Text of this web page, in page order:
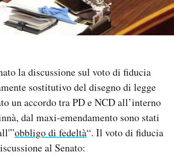
la discussione sul voto di fiducia
sostitutivo del disegno di legge
un accordo tra PD e NCD all’interno
dal maxi-emendamento sono stati
obbligo di fedeltà“. Il voto di fiducia
al Senato: